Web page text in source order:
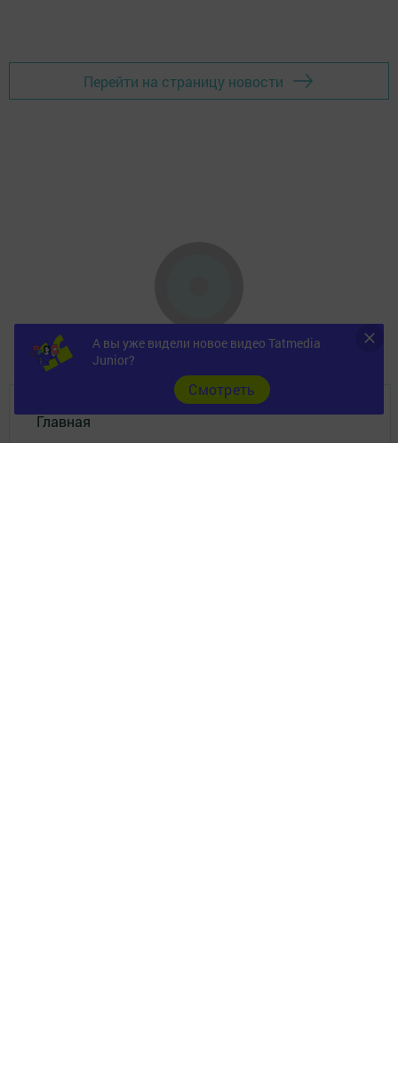
Перейти на страницу новости
Главная
А вы уже видели новое видео Tatmedia
Junior?
Cмотреть